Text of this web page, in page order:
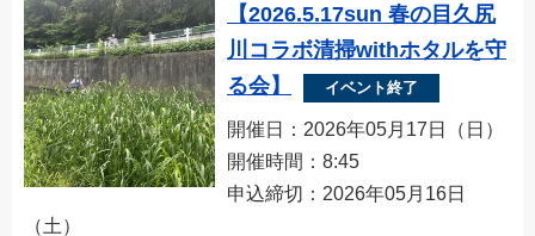
【2026.5.17sun 春の目久尻
川コラボ清掃withホタルを守
る会】
イベント終了
開催日：2026年05月17日（日）
開催時間：8:45
申込締切：2026年05月16日
（土）